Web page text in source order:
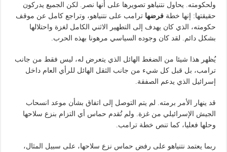
ولحكومته. يحاول نتنياهو تصويرها على أنها نصر. لكن الجميع يدركون
حقيقتها: إنها خطةفرضها ترامب على نتنياهو، وتراجع كامل عن موقف
حكومته، الذي كان يهدف إلى التطهير الاثني الكامل لغزة واحتلالها
بشكل دائم. لقد كان وجوده السياسي مرهونا بهذه الحرب.
يُظهر هذا شيئا من الضغط الهائل الذي يتعرض له، ليس فقط من جانب
ترامب، بل قبل كل شيء من جانب الثقل الهائل للرأي العام داخل
إسرائيل الذي يدعم الصفقة.
قد ينهار الأمر برمته. لم يتم التوصل إلى اتفاق بشأن موعد انسحاب
الجيش الإسرائيلي من غزة. ولم تُقدم حماس أي التزام بنزع سلاحها
وحلها فعليا، كما تنص خطة ترامب.
ربما يعتمد نتنياهو على رفض حماس نزع سلاحها، على سبيل المثال،